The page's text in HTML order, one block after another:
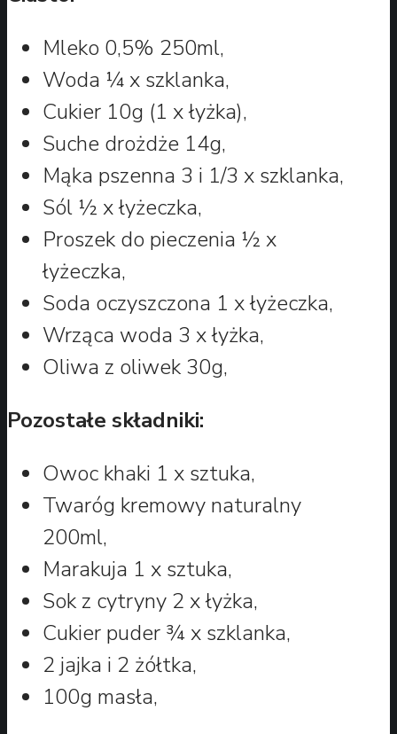
Mleko 0,5% 250ml,
Woda ¼ x szklanka,
Cukier 10g (1 x łyżka),
Suche drożdże 14g,
Mąka pszenna 3 i 1/3 x szklanka,
Sól ½ x łyżeczka,
Proszek do pieczenia ½ x
łyżeczka,
Soda oczyszczona 1 x łyżeczka,
Wrząca woda 3 x łyżka,
Oliwa z oliwek 30g,
Pozostałe składniki:
Owoc khaki 1 x sztuka,
Twaróg kremowy naturalny
200ml,
Marakuja 1 x sztuka,
Sok z cytryny 2 x łyżka,
Cukier puder ¾ x szklanka,
2 jajka i 2 żółtka,
100g masła,